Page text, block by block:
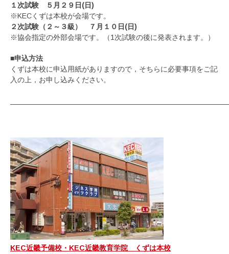
１次試験 ５月２９日(日)
※KECくずは本校が会場です。
２次試験（２～３級） ７月１０日(日)
※協会指定の外部会場です。（1次試験の後に発表されます。）
■申込方法
くずは本校に申込用紙がありますので，そちらに必要事項をご記
入の上，お申し込みください。
KEC近畿予備校・KEC近畿教育学院 くずは本校